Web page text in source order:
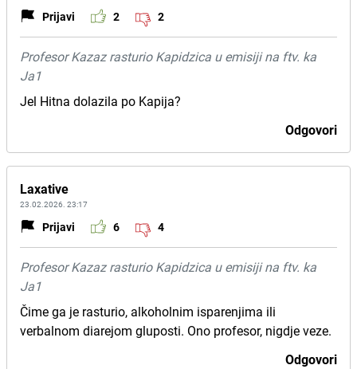
Prijavi 2 2
Profesor Kazaz rasturio Kapidzica u emisiji na ftv. ka
Ja1
Jel Hitna dolazila po Kapija?
Odgovori
Laxative
23.02.2026. 23:17
Prijavi 6 4
Profesor Kazaz rasturio Kapidzica u emisiji na ftv. ka
Ja1
Čime ga je rasturio, alkoholnim isparenjima ili
verbalnom diarejom gluposti. Ono profesor, nigdje veze.
Odgovori